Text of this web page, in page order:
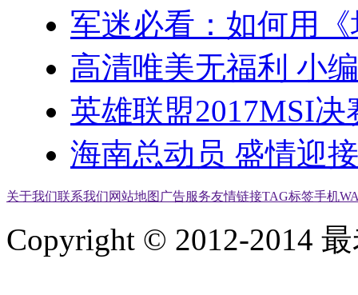
军迷必看：如何用
高清唯美无福利 小
英雄联盟2017MSI
海南总动员 盛情迎
关于我们联系我们网站地图 广告服务友情链接TAG标签手机
Copyright © 2012-2014